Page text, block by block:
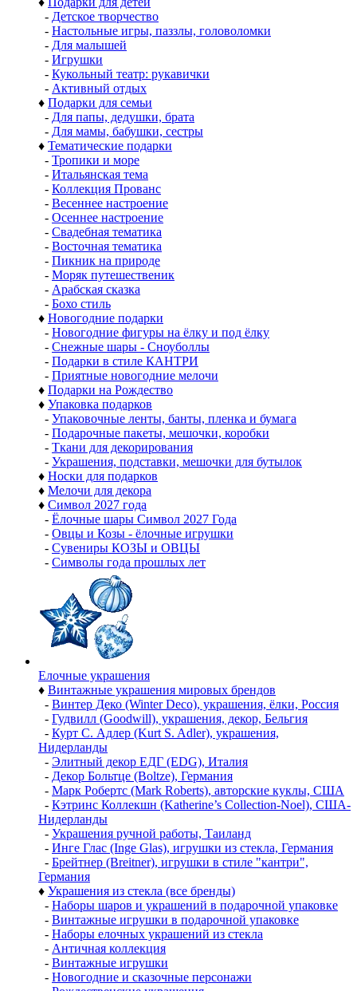
- Детское творчество
- Настольные игры, паззлы, головоломки
- Для малышей
- Игрушки
- Кукольный театр: рукавички
- Активный отдых
♦ Подарки для семьи
- Для папы, дедушки, брата
- Для мамы, бабушки, сестры
♦ Тематические подарки
- Тропики и море
- Итальянская тема
- Коллекция Прованс
- Весеннее настроение
- Осеннее настроение
- Свадебная тематика
- Восточная тематика
- Пикник на природе
- Моряк путешественик
- Арабская сказка
- Бохо стиль
♦ Новогодние подарки
- Новогодние фигуры на ёлку и под ёлку
- Снежные шары - Сноуболлы
- Подарки в стиле КАНТРИ
- Приятные новогодние мелочи
♦ Подарки на Рождество
♦ Упаковка подарков
- Упаковочные ленты, банты, пленка и бумага
- Подарочные пакеты, мешочки, коробки
- Ткани для декорирования
- Украшения, подставки, мешочки для бутылок
♦ Носки для подарков
♦ Мелочи для декора
♦ Символ 2027 года
- Ёлочные шары Символ 2027 Года
- Овцы и Козы - ёлочные игрушки
- Сувениры КОЗЫ и ОВЦЫ
- Символы года прошлых лет
Елочные украшения
♦ Винтажные украшения мировых брендов
- Винтер Деко (Winter Deco), украшения, ёлки, Россия
- Гудвилл (Goodwill), украшения, декор, Бельгия
- Курт С. Адлер (Kurt S. Adler), украшения,
Нидерланды
- Элитный декор ЕДГ (EDG), Италия
- Декор Больтце (Boltze), Германия
- Марк Робертс (Mark Roberts), авторские куклы, США
- Кэтринс Коллекшн (Katherine’s Collection-Noel), США-
Нидерланды
- Украшения ручной работы, Таиланд
- Инге Глас (Inge Glas), игрушки из стекла, Германия
- Брейтнер (Breitner), игрушки в стиле "кантри",
Германия
♦ Украшения из стекла (все бренды)
- Наборы шаров и украшений в подарочной упаковке
- Винтажные игрушки в подарочной упаковке
- Наборы елочных украшений из стекла
- Античная коллекция
- Винтажные игрушки
- Новогодние и сказочные персонажи